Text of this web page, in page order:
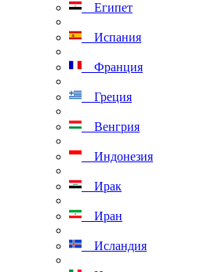
Египет
Испания
Франция
Греция
Венгрия
Индонезия
Ирак
Иран
Исландия